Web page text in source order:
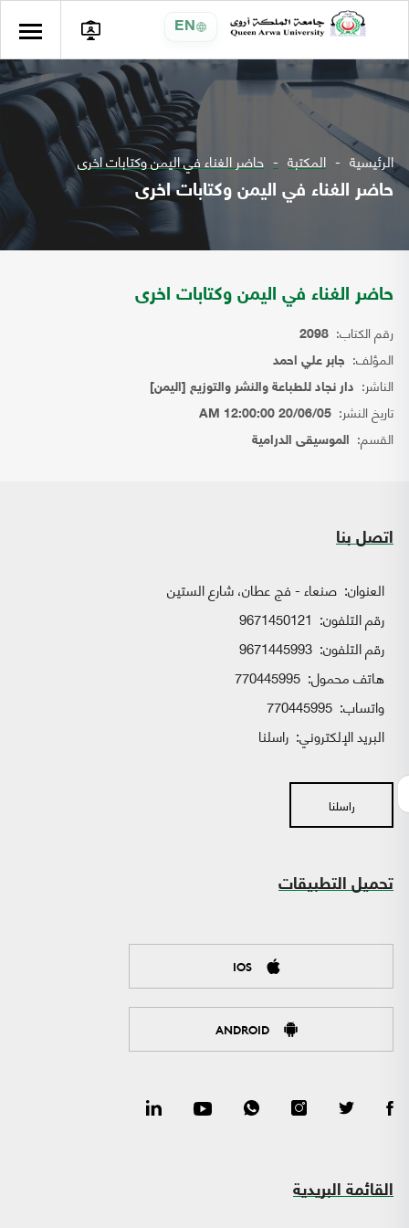
EN
الرئيسية المكتبة حاضر الغناء في اليمن وكتابات اخرى
حاضر الغناء في اليمن وكتابات اخرى
حاضر الغناء في اليمن وكتابات اخرى
رقم الكتاب: 2098
المؤلف: جابر علي احمد
الناشر: دار نجاد للطباعة والنشر والتوزيع [اليمن]
تاريخ النشر: 20/06/05 12:00:00 AM
القسم: الموسيقى الدرامية
اتصل بنا
العنوان: صنعاء - فج عطان، شارع الستين
رقم التلفون: 9671450121
رقم التلفون: 9671445993
هاتف محمول: 770445995
واتساب:
البريد الإلكتروني: راسلنا
راسلنا
تحميل التطبيقات
IOS
ANDROID
القائمة البريدية